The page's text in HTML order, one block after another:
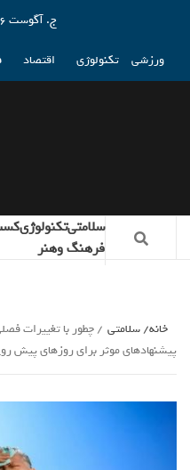
ج. آگوست 7th, 2026
ورزشی تکنولوژی اقتصاد
سلامتیتکنولوژی
فرهنگ وهنر
خانه سلامتی
چطور با تغییرات
پیشنهاد‌های موثر برای روزهای پیش